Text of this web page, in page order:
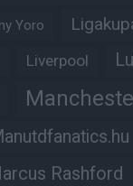
Yoro
Liverpool
Rashford